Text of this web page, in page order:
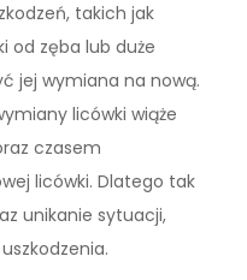
takich jak
od zęba lub duże
jej wymiana na nową.
licówki wiąże
czasem
licówki. Dlatego tak
unikanie sytuacji,